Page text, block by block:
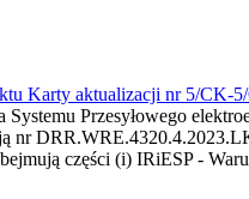
Karty aktualizacji nr 5/CK-
Przesyłowego
nr
części (i) IRiESP -